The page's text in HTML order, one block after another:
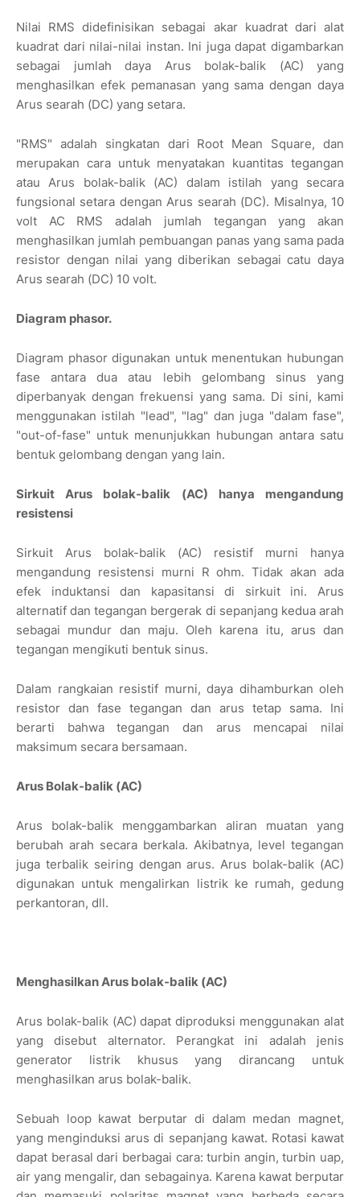
Nilai RMS didefinisikan sebagai akar kuadrat dari alat
kuadrat dari nilai-nilai instan. Ini juga dapat digambarkan
sebagai jumlah daya Arus bolak-balik (AC) yang
menghasilkan efek pemanasan yang sama dengan daya
Arus searah (DC) yang setara.
"RMS" adalah singkatan dari Root Mean Square, dan
merupakan cara untuk menyatakan kuantitas tegangan
atau Arus bolak-balik (AC) dalam istilah yang secara
fungsional setara dengan Arus searah (DC). Misalnya, 10
volt AC RMS adalah jumlah tegangan yang akan
menghasilkan jumlah pembuangan panas yang sama pada
resistor dengan nilai yang diberikan sebagai catu daya
Arus searah (DC) 10 volt.
Diagram phasor.
Diagram phasor digunakan untuk menentukan hubungan
fase antara dua atau lebih gelombang sinus yang
diperbanyak dengan frekuensi yang sama. Di sini, kami
menggunakan istilah "lead", "lag" dan juga "dalam fase",
"out-of-fase" untuk menunjukkan hubungan antara satu
bentuk gelombang dengan yang lain.
Sirkuit Arus bolak-balik (AC) hanya mengandung
resistensi
Sirkuit Arus bolak-balik (AC) resistif murni hanya
mengandung resistensi murni R ohm. Tidak akan ada
efek induktansi dan kapasitansi di sirkuit ini. Arus
alternatif dan tegangan bergerak di sepanjang kedua arah
sebagai mundur dan maju. Oleh karena itu, arus dan
tegangan mengikuti bentuk sinus.
Dalam rangkaian resistif murni, daya dihamburkan oleh
resistor dan fase tegangan dan arus tetap sama. Ini
berarti bahwa tegangan dan arus mencapai nilai
maksimum secara bersamaan.
Arus Bolak-balik (AC)
Arus bolak-balik menggambarkan aliran muatan yang
berubah arah secara berkala. Akibatnya, level tegangan
juga terbalik seiring dengan arus. Arus bolak-balik (AC)
digunakan untuk mengalirkan listrik ke rumah, gedung
perkantoran, dll.
Menghasilkan Arus bolak-balik (AC)
Arus bolak-balik (AC) dapat diproduksi menggunakan alat
yang disebut alternator. Perangkat ini adalah jenis
generator listrik khusus yang dirancang untuk
menghasilkan arus bolak-balik.
Sebuah loop kawat berputar di dalam medan magnet,
yang menginduksi arus di sepanjang kawat. Rotasi kawat
dapat berasal dari berbagai cara: turbin angin, turbin uap,
air yang mengalir, dan sebagainya. Karena kawat berputar